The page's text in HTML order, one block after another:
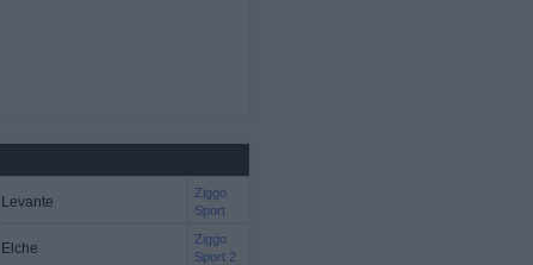
Levante
Ziggo
Sport
Elche
Ziggo
Sport 2